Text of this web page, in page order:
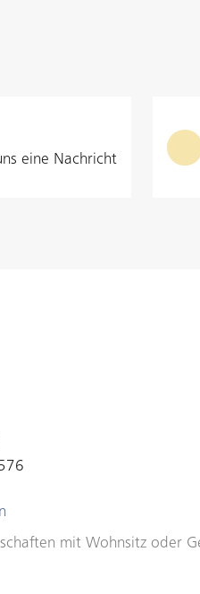
eine Nachricht
mit Wohnsitz oder